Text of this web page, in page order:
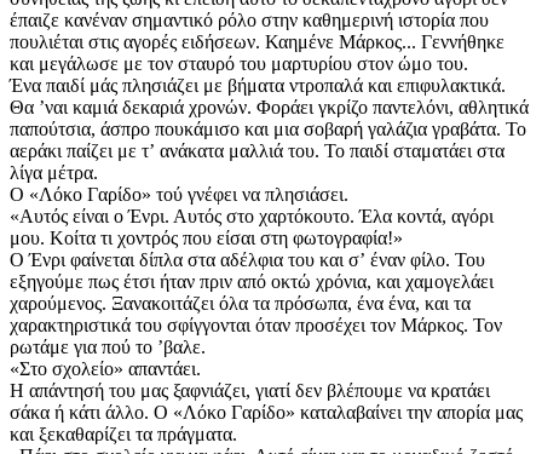
έπαιζε κανέναν σημαντικό ρόλο στην καθημερινή ιστορία που
πουλιέται στις αγορές ειδήσεων. Καημένε Μάρκος... Γεννήθηκε
και μεγάλωσε με τον σταυρό του μαρτυρίου στον ώμο του.
Ένα παιδί μάς πλησιάζει με βήματα ντροπαλά και επιφυλακτικά.
Θα ʼναι καμιά δεκαριά χρονών. Φοράει γκρίζο παντελόνι, αθλητικά
παπούτσια, άσπρο πουκάμισο και μια σοβαρή γαλάζια γραβάτα. Το
αεράκι παίζει με τʼ ανάκατα μαλλιά του. Το παιδί σταματάει στα
λίγα μέτρα.
Ο «Λόκο Γαρίδο» τού γνέφει να πλησιάσει.
«Αυτός είναι ο Ένρι. Αυτός στο χαρτόκουτο. Έλα κοντά, αγόρι
μου. Κοίτα τι χοντρός που είσαι στη φωτογραφία!»
Ο Ένρι φαίνεται δίπλα στα αδέλφια του και σʼ έναν φίλο. Του
εξηγούμε πως έτσι ήταν πριν από οκτώ χρόνια, και χαμογελάει
χαρούμενος. Ξανακοιτάζει όλα τα πρόσωπα, ένα ένα, και τα
χαρακτηριστικά του σφίγγονται όταν προσέχει τον Μάρκος. Τον
ρωτάμε για πού το ʼβαλε.
«Στο σχολείο» απαντάει.
Η απάντησή του μας ξαφνιάζει, γιατί δεν βλέπουμε να κρατάει
σάκα ή κάτι άλλο. Ο «Λόκο Γαρίδο» καταλαβαίνει την απορία μας
και ξεκαθαρίζει τα πράγματα.